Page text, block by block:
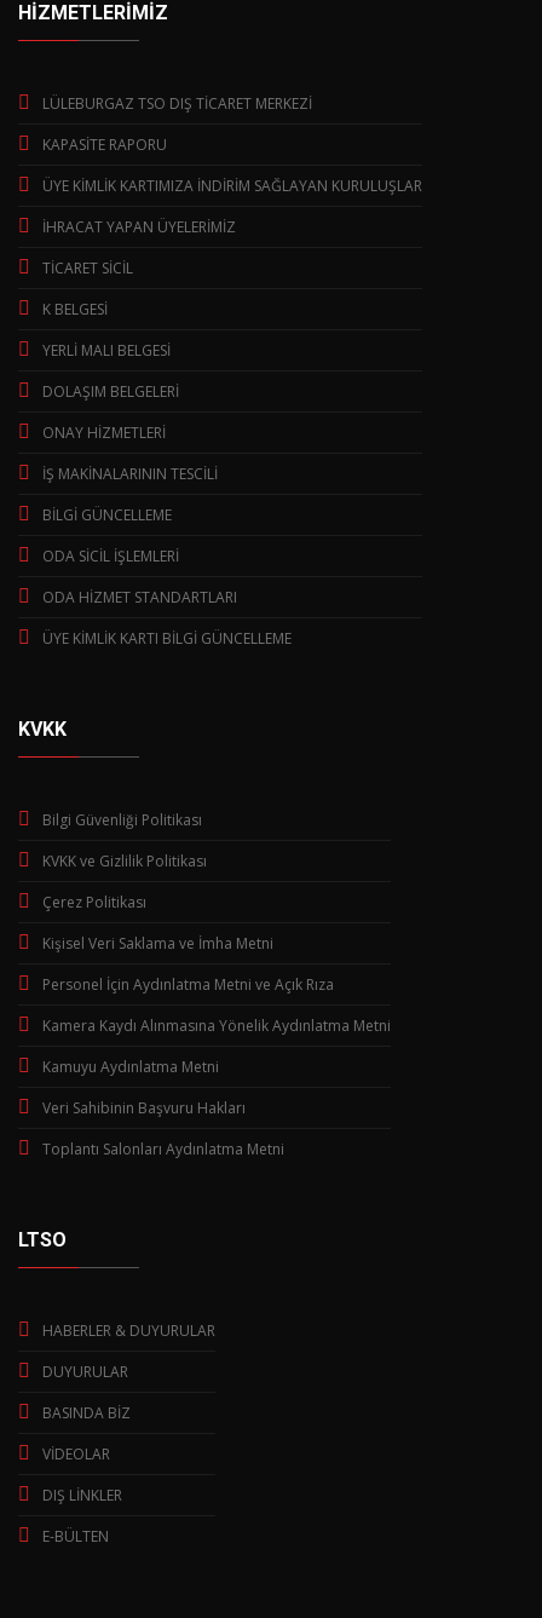
HİZMETLERİMİZ
LÜLEBURGAZ TSO DIŞ TİCARET MERKEZİ
KAPASİTE RAPORU
ÜYE KİMLİK KARTIMIZA İNDİRİM SAĞLAYAN KURULUŞLAR
İHRACAT YAPAN ÜYELERİMİZ
TİCARET SİCİL
K BELGESİ
YERLİ MALI BELGESİ
DOLAŞIM BELGELERİ
ONAY HİZMETLERİ
İŞ MAKİNALARININ TESCİLİ
BİLGİ GÜNCELLEME
ODA SİCİL İŞLEMLERİ
ODA HİZMET STANDARTLARI
ÜYE KİMLİK KARTI BİLGİ GÜNCELLEME
KVKK
Bilgi Güvenliği Politikası
KVKK ve Gizlilik Politikası
Çerez Politikası
Kişisel Veri Saklama ve İmha Metni
Personel İçin Aydınlatma Metni ve Açık Rıza
Kamera Kaydı Alınmasına Yönelik Aydınlatma Metni
Kamuyu Aydınlatma Metni
Veri Sahibinin Başvuru Hakları
Toplantı Salonları Aydınlatma Metni
LTSO
HABERLER & DUYURULAR
DUYURULAR
BASINDA BİZ
VİDEOLAR
DIŞ LİNKLER
E-BÜLTEN